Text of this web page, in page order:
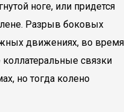
ноге, или придется
Разрыв боковых
движениях, во время
коллатеральные связки
но тогда колено